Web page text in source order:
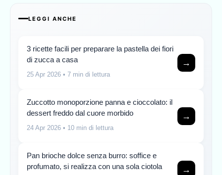
LEGGI ANCHE
3 ricette facili per preparare la pastella dei fiori
di zucca a casa
25 Apr 2026 • 7 min di lettura
→
Zuccotto monoporzione panna e cioccolato: il
dessert freddo dal cuore morbido
24 Apr 2026 • 10 min di lettura
→
Pan brioche dolce senza burro: soffice e
profumato, si realizza con una sola ciotola
→